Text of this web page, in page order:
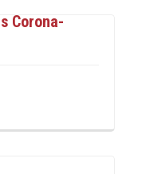
Corona-